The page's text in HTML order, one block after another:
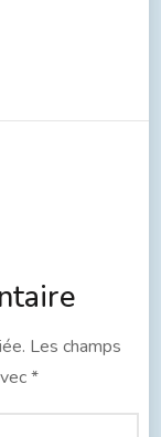
Les champs
*